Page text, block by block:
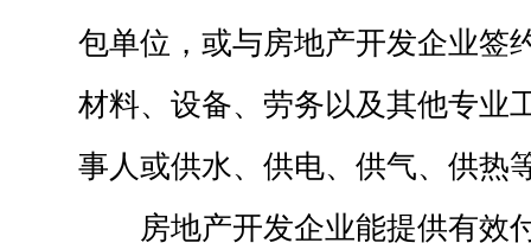
包单位，或与房地产开发企业签
材料、设备、劳务以及其他专业
事人或供水、供电、供气、供热
房地产开发企业能提供有效